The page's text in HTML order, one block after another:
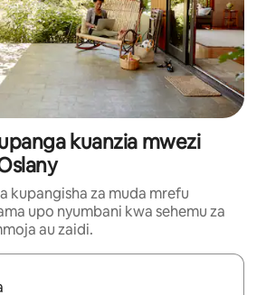
kuanzia mwezi
kupangisha za muda mrefu
upo nyumbani kwa sehemu za
au zaidi.
vinjari kwa kutumia vitufe vya